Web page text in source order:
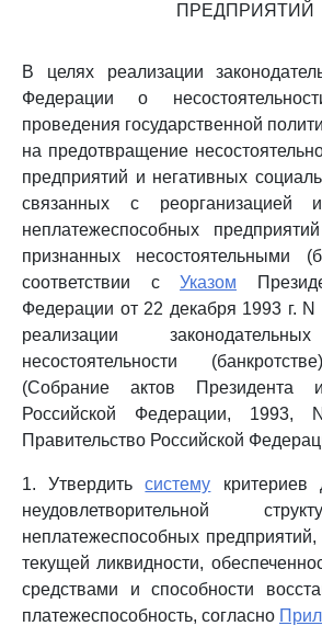
ПРЕДПРИЯТИЙ
В целях реализации
Федерации о
проведения государственной
на предотвращение
предприятий и негативных
связанных с реорганизацией
неплатежеспособных
признанных несостоятельными
соответствии с Указом
Федерации от 22 декабря 1993 г.
реализации
несостоятельности
(Собрание актов Президента
Российской Федерации,
Правительство Российской
1. Утвердитьсистему критериев
неудовлетворительной
неплатежеспособных
текущей ликвидности,
средствами и способности
платежеспособность, согласно